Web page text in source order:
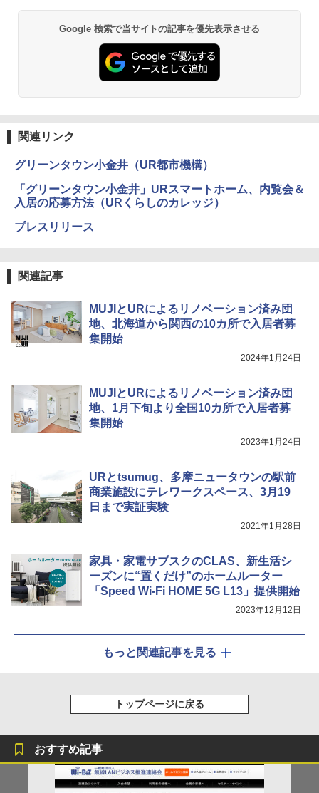
Google 検索で当サイトの記事を優先表示させる
関連リンク
グリーンタウン小金井（UR都市機構）
「グリーンタウン小金井」URスマートホーム、内覧会＆
入居の応募方法（URくらしのカレッジ）
プレスリリース
関連記事
MUJIとURによるリノベーション済み団
地、北海道から関西の10カ所で入居者募
集開始
2024年1月24日
MUJIとURによるリノベーション済み団
地、1月下旬より全国10カ所で入居者募
集開始
2023年1月24日
URとtsumug、多摩ニュータウンの駅前
商業施設にテレワークスペース、3月19
日まで実証実験
2021年1月28日
家具・家電サブスクのCLAS、新生活シ
ーズンに“置くだけ”のホームルーター
「Speed Wi-Fi HOME 5G L13」提供開始
2023年12月12日
もっと関連記事を見る
トップページに戻る
おすすめ記事